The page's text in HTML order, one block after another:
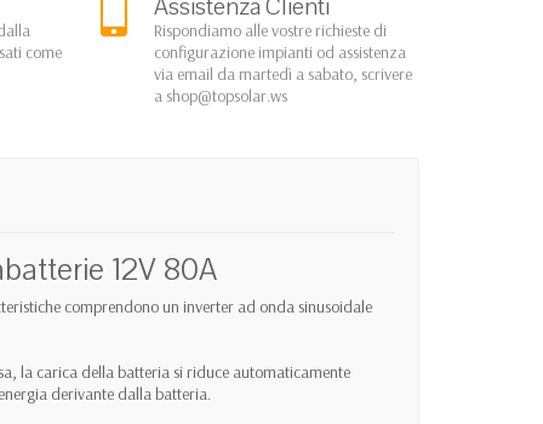
come
Assistenza Clienti
Rispondiamo alle vostre richieste di
configurazione impianti od assistenza
via email da martedì a sabato, scrivere
a shop@topsolar.ws
12V 80A
comprendono un inverter ad onda sinusoidale
la carica della batteria si riduce automaticamente
derivante dalla batteria.